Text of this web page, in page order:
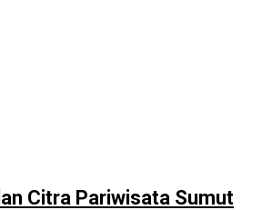
Citra Pariwisata Sumut